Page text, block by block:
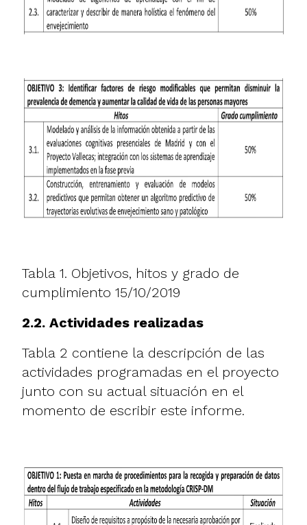
Tabla 1. Objetivos, hitos y grado de
cumplimiento 15/10/2019
2.2. Actividades realizadas
Tabla 2 contiene la descripción de las
actividades programadas en el proyecto
junto con su actual situación en el
momento de escribir este informe.